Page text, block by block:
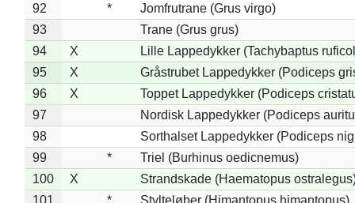
92
*
Jomfrutrane (Grus virgo)
93
Trane (Grus grus)
94
X
Lille Lappedykker (Tachybaptus
95
X
Gråstrubet Lappedykker (Podiceps
96
X
Toppet Lappedykker (Podiceps
97
Nordisk Lappedykker (Podiceps
98
Sorthalset Lappedykker (Podiceps
99
*
Triel (Burhinus oedicnemus)
100
X
Strandskade (Haematopus
101
* Stylteløber (Himantopus himantopus)